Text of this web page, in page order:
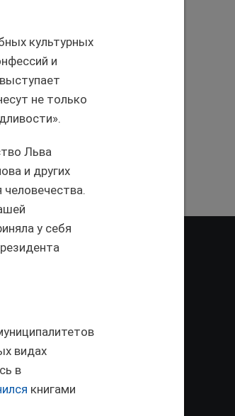
культурных
и
не только
Льва
и других
человечества.
у себя
видах
в
книгами
и